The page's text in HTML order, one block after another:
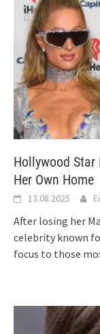
Hollywood
Her Own Home
13.08.2025
After losing her
celebrity known
focus to those